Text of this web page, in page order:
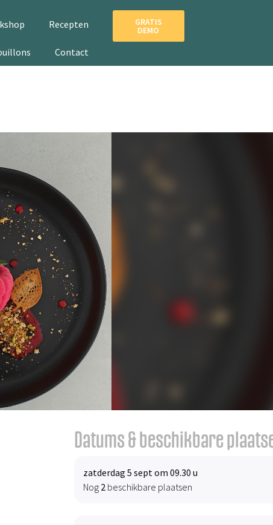
Recepten
Contact
GRATIS
DEMO
Datums & beschikbare
zatderdag 5 sept om 09.30 u
Nog 2 beschikbare plaatsen